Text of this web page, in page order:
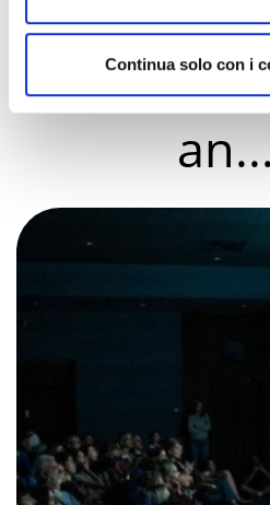
Continua solo con i
Sie